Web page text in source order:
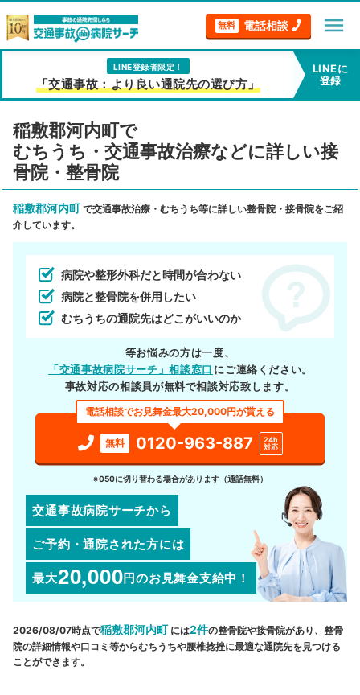
無料 電話相談 menu
LINE登録者限定！
「交通事故：より良い通院先の選び方」
LINEに
登録
稲敷郡河内町で
むちうち・交通事故治療などに詳しい接
骨院・整骨院
稲敷郡河内町で交通事故治療・むちうち等に詳しい整骨院・接骨院をご紹
介しています。
病院や整形外科だと時間が合わない
病院と整骨院を併用したい
むちうちの通院先はどこがいいのか
等お悩みの方は一度、
「交通事故病院サーチ」相談窓口 にご連絡ください。
事故対応の相談員が無料で相談対応致します。
電話相談でお見舞金最大20,000円が貰える
無料 0120-963-887
24h
対応
※050に切り替わる場合があります（通話無料）
交通事故病院サーチから
ご予約・通院された方には
最大20,000円のお見舞金支給中！
2026/08/07時点で稲敷郡河内町 には2件の整骨院や接骨院があり、整骨
院の詳細情報や口コミ等からむちうちや腰椎捻挫に最適な通院先を見つける
ことができます。